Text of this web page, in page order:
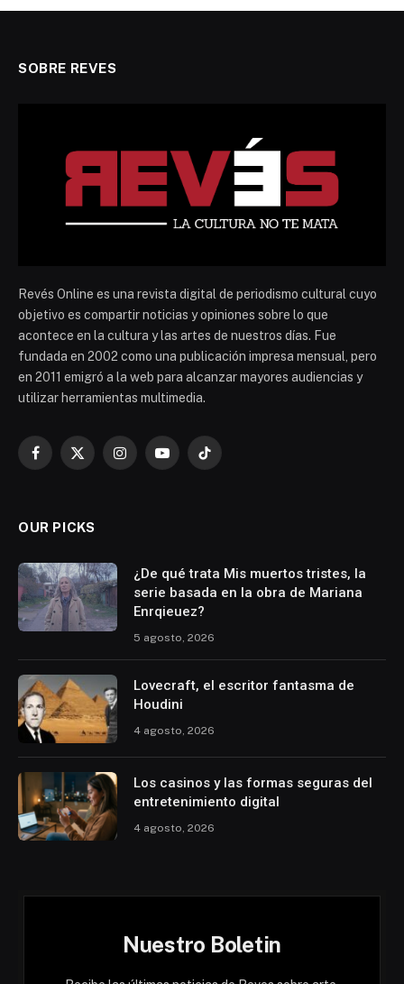
SOBRE REVES
Revés Online es una revista digital de periodismo cultural cuyo
objetivo es compartir noticias y opiniones sobre lo que
acontece en la cultura y las artes de nuestros días. Fue
fundada en 2002 como una publicación impresa mensual, pero
en 2011 emigró a la web para alcanzar mayores audiencias y
utilizar herramientas multimedia.
Facebook
X
InstagramYouTubeTikTok
OUR PICKS
¿De qué trata Mis muertos tristes, la
serie basada en la obra de Mariana
Enrqieuez?
5 agosto, 2026
Lovecraft, el escritor fantasma de
Houdini
4 agosto, 2026
Los casinos y las formas seguras del
entretenimiento digital
4 agosto, 2026
Nuestro Boletin